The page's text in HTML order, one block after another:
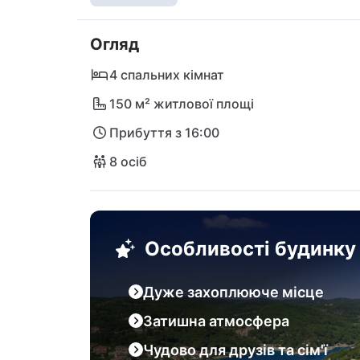
навколо Сумартина знайдете кам'янисті
поблизу Болу, це природний грунтовий
аеропорт Спліт розташований на
Огляд
4 спальних кімнат
150 м² житлової площі
Прибуття з 16:00
8 осіб
Особливості
Дуже захоплююче місце
Затишна атмосфера
Чудово для друзів та сім'ї